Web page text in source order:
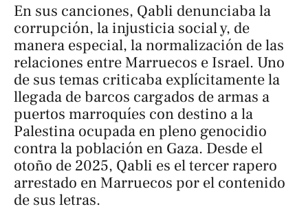
En sus canciones, Qabli denunciaba la
corrupción, la injusticia social y, de
manera especial, la normalización de las
relaciones entre Marruecos e Israel. Uno
de sus temas criticaba explícitamente la
llegada de barcos cargados de armas a
puertos marroquíes con destino a la
Palestina ocupada en pleno genocidio
contra la población en Gaza. Desde el
otoño de 2025, Qabli es el tercer rapero
arrestado en Marruecos por el contenido
de sus letras.